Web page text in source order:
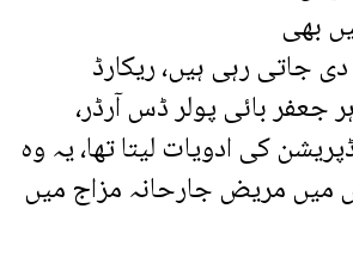
بھی
جاتی رہی ہیں، ریکارڈ
جعفر بائی پولر ڈس آرڈر،
کی ادویات لیتا تھا، یہ وہ
میں مریض جارحانہ مزاج میں